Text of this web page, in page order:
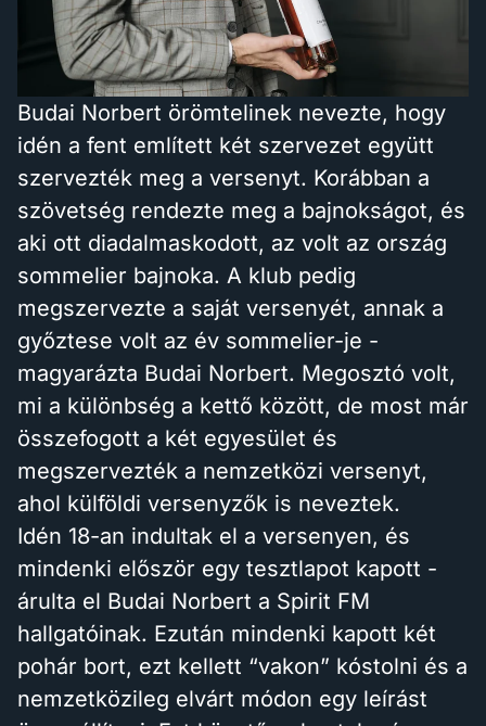
Budai Norbert örömtelinek nevezte, hogy
idén a fent említett két szervezet együtt
szervezték meg a versenyt. Korábban a
szövetség rendezte meg a bajnokságot, és
aki ott diadalmaskodott, az volt az ország
sommelier bajnoka. A klub pedig
megszervezte a saját versenyét, annak a
győztese volt az év sommelier-je -
magyarázta Budai Norbert. Megosztó volt,
mi a különbség a kettő között, de most már
összefogott a két egyesület és
megszervezték a nemzetközi versenyt,
ahol külföldi versenyzők is neveztek.
Idén 18-an indultak el a versenyen, és
mindenki először egy tesztlapot kapott -
árulta el Budai Norbert a Spirit FM
hallgatóinak. Ezután mindenki kapott két
pohár bort, ezt kellett “vakon” kóstolni és a
nemzetközileg elvárt módon egy leírást